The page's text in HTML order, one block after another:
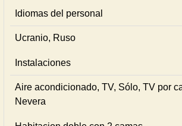
Idiomas del personal
Ucranio, Ruso
Instalaciones
Aire acondicionado, TV, Sólo, TV por
Nevera